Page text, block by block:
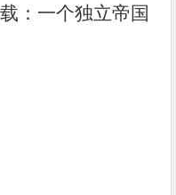
：一个独立帝国